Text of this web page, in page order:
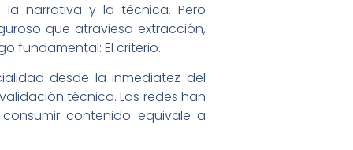
la narrativa y la técnica. Pero
que atraviesa extracción,
fundamental: El criterio.
desde la inmediatez del
técnica. Las redes han
contenido equivale a